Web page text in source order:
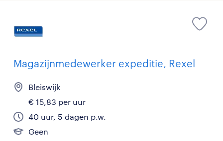
Magazijnmedewerker expeditie, Rexel
Bleiswijk
€ 15,83 per uur
40 uur, 5 dagen p.w.
Geen